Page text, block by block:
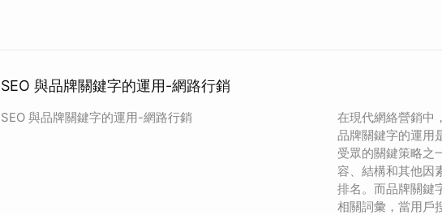
SEO 與品牌關鍵字的運用-網路行銷
SEO 與品牌關鍵字的運用-網路行銷
在現代網絡營銷中
品牌關鍵字的運用
受眾的關鍵策略之
容、結構和其他因
排名。而品牌關鍵
相關詞彙，當用戶